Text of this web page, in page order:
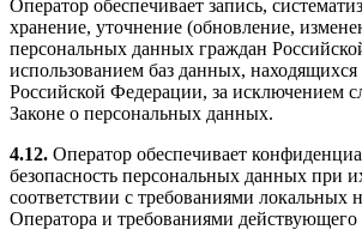
Оператор обеспечивает запись,
хранение, уточнение (обновление,
персональных данных граждан
использованием баз данных, находящихся
Российской Федерации, за исключением
Законе о персональных данных.
4.12. Оператор обеспечивает
безопасность персональных данных при
соответствии с требованиями локальных
Оператора и требованиями действующего